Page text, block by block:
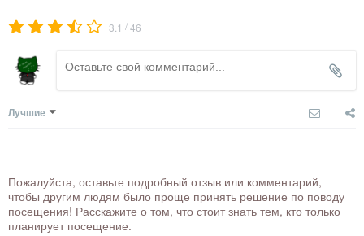
3.1 /46
Лучшие
Пожалуйста, оставьте подробный отзыв или комментарий,
чтобы другим людям было проще принять решение по поводу
посещения! Расскажите о том, что стоит знать тем, кто только
планирует посещение.